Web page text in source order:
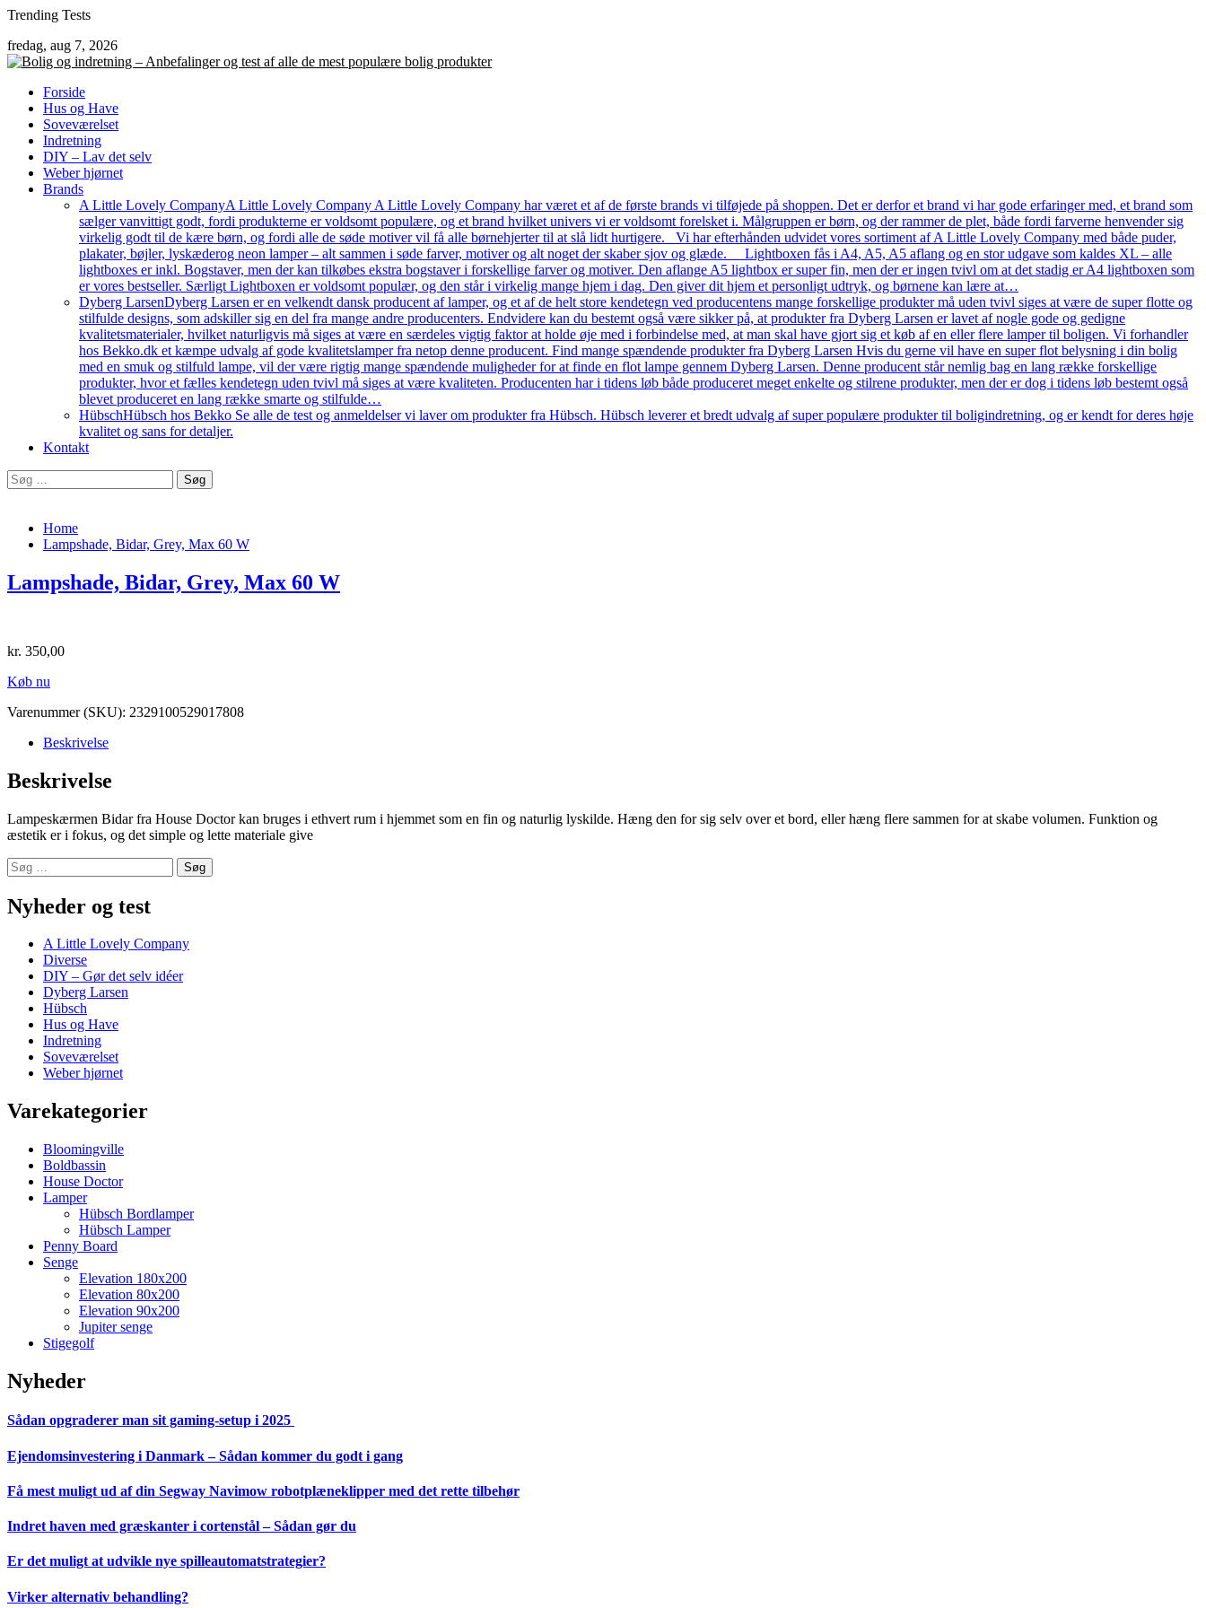
Skip
content
Trending Tests
fredag, aug 7, 2026
Forside
Hus og Have
Soveværelset
Indretning
DIY – Lav det selv
Weber hjørnet
Brands
A Little Lovely CompanyA Little Lovely Company A Little Lovely Company har været et af de første brands vi tilføjede på shoppen. Det er derfor et brand vi har gode erfaringer med, et brand som
sælger vanvittigt godt, fordi produkterne er voldsomt populære, og et brand hvilket univers vi er voldsomt forelsket i. Målgruppen er børn, og der rammer de plet, både fordi farverne henvender sig
virkelig godt til de kære børn, og fordi alle de søde motiver vil få alle børnehjerter til at slå lidt hurtigere. Vi har efterhånden udvidet vores sortiment af A Little Lovely Company med både puder,
plakater, bøjler, lyskæderog neon lamper – alt sammen i søde farver, motiver og alt noget der skaber sjov og glæde. Lightboxen fås i A4, A5, A5 aflang og en stor udgave som kaldes XL – alle
lightboxes er inkl. Bogstaver, men der kan tilkøbes ekstra bogstaver i forskellige farver og motiver. Den aflange A5 lightbox er super fin, men der er ingen tvivl om at det stadig er A4 lightboxen som
er vores bestseller. Særligt Lightboxen er voldsomt populær, og den står i virkelig mange hjem i dag. Den giver dit hjem et personligt udtryk, og børnene kan lære at…
Dyberg LarsenDyberg Larsen er en velkendt dansk producent af lamper, og et af de helt store kendetegn ved producentens mange forskellige produkter må uden tvivl siges at være de super flotte og
stilfulde designs, som adskiller sig en del fra mange andre producenters. Endvidere kan du bestemt også være sikker på, at produkter fra Dyberg Larsen er lavet af nogle gode og gedigne
kvalitetsmaterialer, hvilket naturligvis må siges at være en særdeles vigtig faktor at holde øje med i forbindelse med, at man skal have gjort sig et køb af en eller flere lamper til boligen. Vi forhandler
hos Bekko.dk et kæmpe udvalg af gode kvalitetslamper fra netop denne producent. Find mange spændende produkter fra Dyberg Larsen Hvis du gerne vil have en super flot belysning i din bolig
med en smuk og stilfuld lampe, vil der være rigtig mange spændende muligheder for at finde en flot lampe gennem Dyberg Larsen. Denne producent står nemlig bag en lang række forskellige
produkter, hvor et fælles kendetegn uden tvivl må siges at være kvaliteten. Producenten har i tidens løb både produceret meget enkelte og stilrene produkter, men der er dog i tidens løb bestemt også
blevet produceret en lang række smarte og stilfulde…
HübschHübsch hos Bekko Se alle de test og anmeldelser vi laver om produkter fra Hübsch. Hübsch leverer et bredt udvalg af super populære produkter til boligindretning, og er kendt for deres høje
kvalitet og sans for detaljer.
Kontakt
Søg
efter:
Home
Lampshade, Bidar, Grey, Max 60 W
Lampshade, Bidar, Grey, Max 60 W
kr. 350,00
Køb nu
Varenummer (SKU): 2329100529017808
Beskrivelse
Beskrivelse
Lampeskærmen Bidar fra House Doctor kan bruges i ethvert rum i hjemmet som en fin og naturlig lyskilde. Hæng den for sig selv over et bord, eller hæng flere sammen for at skabe volumen. Funktion og
æstetik er i fokus, og det simple og lette materiale give
Søg
efter:
Nyheder og test
A Little Lovely Company
Diverse
DIY – Gør det selv idéer
Dyberg Larsen
Hübsch
Hus og Have
Indretning
Soveværelset
Weber hjørnet
Varekategorier
Bloomingville
Boldbassin
House Doctor
Lamper
Hübsch Bordlamper
Hübsch Lamper
Penny Board
Senge
Elevation 180x200
Elevation 80x200
Elevation 90x200
Jupiter senge
Stigegolf
Nyheder
Sådan opgraderer man sit gaming-setup i 2025
Ejendomsinvestering i Danmark – Sådan kommer du godt i gang
Få mest muligt ud af din Segway Navimow robotplæneklipper med det rette tilbehør
Indret haven med græskanter i cortenstål – Sådan gør du
Er det muligt at udvikle nye spilleautomatstrategier?
Virker alternativ behandling?